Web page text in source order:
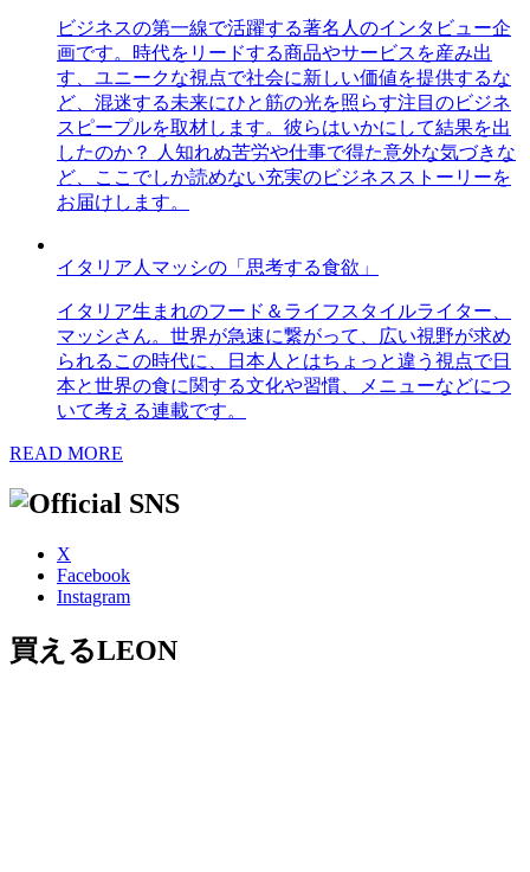
ビジネスの第一線で活躍する著名人のインタビュー企
画です。時代をリードする商品やサービスを産み出
す、ユニークな視点で社会に新しい価値を提供するな
ど、混迷する未来にひと筋の光を照らす注目のビジネ
スピープルを取材します。彼らはいかにして結果を出
したのか？ 人知れぬ苦労や仕事で得た意外な気づきな
ど、ここでしか読めない充実のビジネスストーリーを
お届けします。
イタリア人マッシの「思考する食欲」
イタリア生まれのフード＆ライフスタイルライター、
マッシさん。世界が急速に繋がって、広い視野が求め
られるこの時代に、日本人とはちょっと違う視点で日
本と世界の食に関する文化や習慣、メニューなどにつ
いて考える連載です。
READ MORE
X
Facebook
Instagram
買えるLEON